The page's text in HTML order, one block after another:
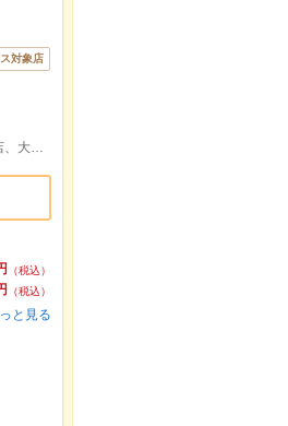
対象店
JR山形駅東口より徒歩5分/すずらん通り沿いです☆ 未成年のお客様のご来店、大歓迎です！！
（税込）
（税込）
と見る